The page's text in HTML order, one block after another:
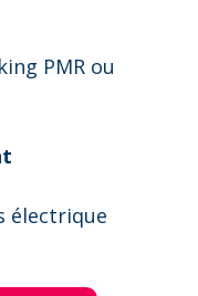
PMR ou
électrique